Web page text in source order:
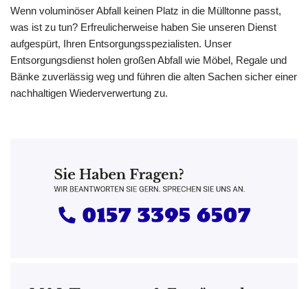
Wenn voluminöser Abfall keinen Platz in die Mülltonne passt,
was ist zu tun? Erfreulicherweise haben Sie unseren Dienst
aufgespürt, Ihren Entsorgungsspezialisten. Unser
Entsorgungsdienst holen großen Abfall wie Möbel, Regale und
Bänke zuverlässig weg und führen die alten Sachen sicher einer
nachhaltigen Wiederverwertung zu.